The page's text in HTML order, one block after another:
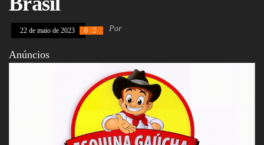
Rio de Janeiro,
Brasília, Nordeste,
Norte, Centro-
Oeste, Sul, Sudeste,
Gastronomia,
Vinhos, Bebidas,
Cervejas, Comida,
Receitas, Chef, RH,
22 de maio de 2023 0 Por
Anúncios